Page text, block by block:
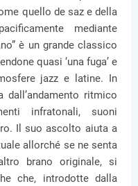
quello de saz e della
mediante
è un grande classico
quasi ‘una fuga’ e
jazz e latine. In
dall’andamento ritmico
infratonali, suoni
Il suo ascolto aiuta a
allorché se ne senta
brano originale, si
che, introdotte dalla